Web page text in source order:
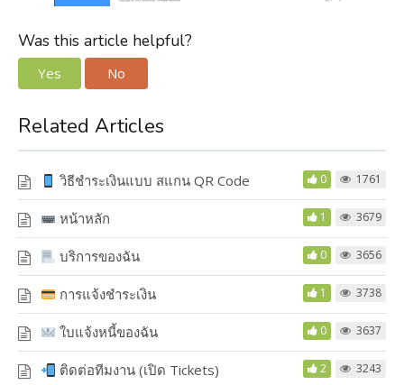
Was this article helpful?
Yes No
Related Articles
วิธีชำระเงินแบบ สแกน QR Code 0 1761
หน้าหลัก 1 3679
บริการของฉัน 0 3656
การแจ้งชำระเงิน 1 3738
ใบแจ้งหนี้ของฉัน 0 3637
ติดต่อทีมงาน (เปิด Tickets) 2 3243